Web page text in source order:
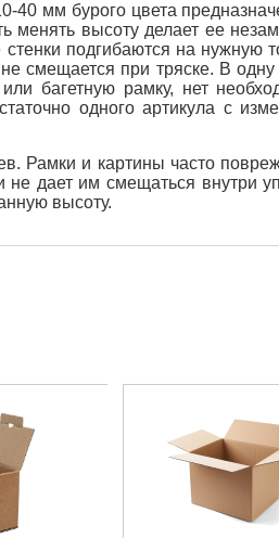
40 мм бурого цвета
менять высоту делает ее
подгибаются на нужную
смещается при тряске. В
багетную рамку, нет
одного артикула с
Рамки и картины часто
дает им смещаться внутри
высоту.